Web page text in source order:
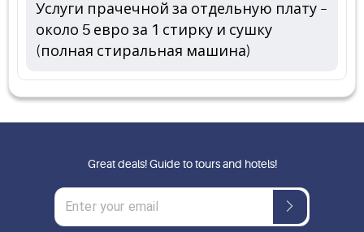
Услуги прачечной за отдельную плату –
около 5 евро за 1 стирку и сушку
(полная стиральная машина)
Great deals! Guide to tours and hotels!